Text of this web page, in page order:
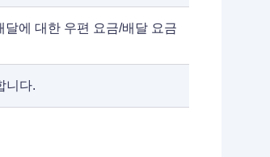
에 대한 우편 요금/배달 요금
니다.